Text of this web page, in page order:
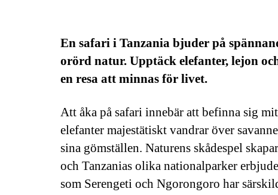
En safari i Tanzania bjuder på
orörd natur. Upptäck elefanter, lejon
en resa att minnas för livet.
Att åka på safari innebär att befinna sig
elefanter majestätiskt vandrar över
sina gömställen. Naturens skådespel
och Tanzanias olika nationalparker
som Serengeti och Ngorongoro har